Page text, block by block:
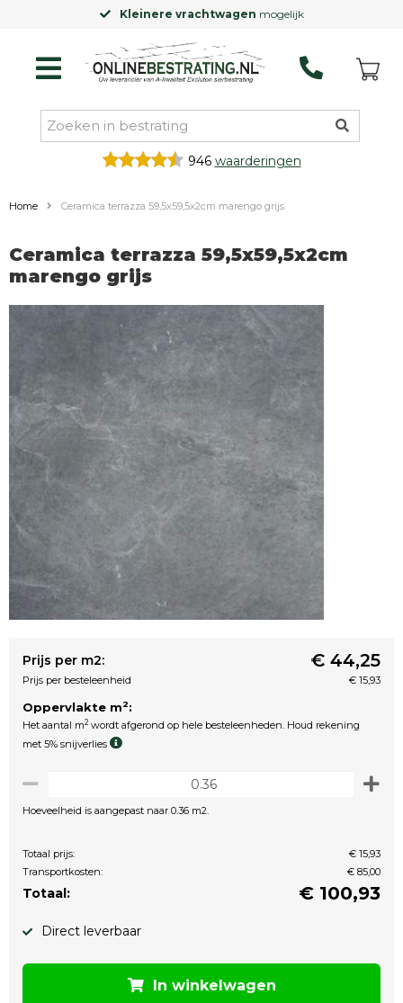
Kleinere vrachtwagen mogelijk
946 waarderingen
Home Ceramica terrazza 59,5x59,5x2cm marengo grijs
Ceramica terrazza 59,5x59,5x2cm
marengo grijs
Prijs per m2: € 44,25
Prijs per besteleenheid € 15,93
Oppervlakte m2:
Het aantal m2 wordt afgerond op hele besteleenheden. Houd rekening
met 5% snijverlies
Hoeveelheid is aangepast naar 0.36 m2.
Totaal prijs:
€ 15,93
Transportkosten:
€ 85,00
Totaal: € 100,93
Direct leverbaar
In winkelwagen